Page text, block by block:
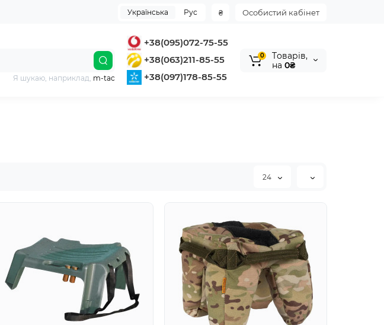
Особистий кабінет
₴
Українська Рус
+38(095)072-75-55
+38(063)211-85-55
+38(097)178-85-55
Я шукаю, наприклад, m-tac
0
Tоварів,
на 0₴
24